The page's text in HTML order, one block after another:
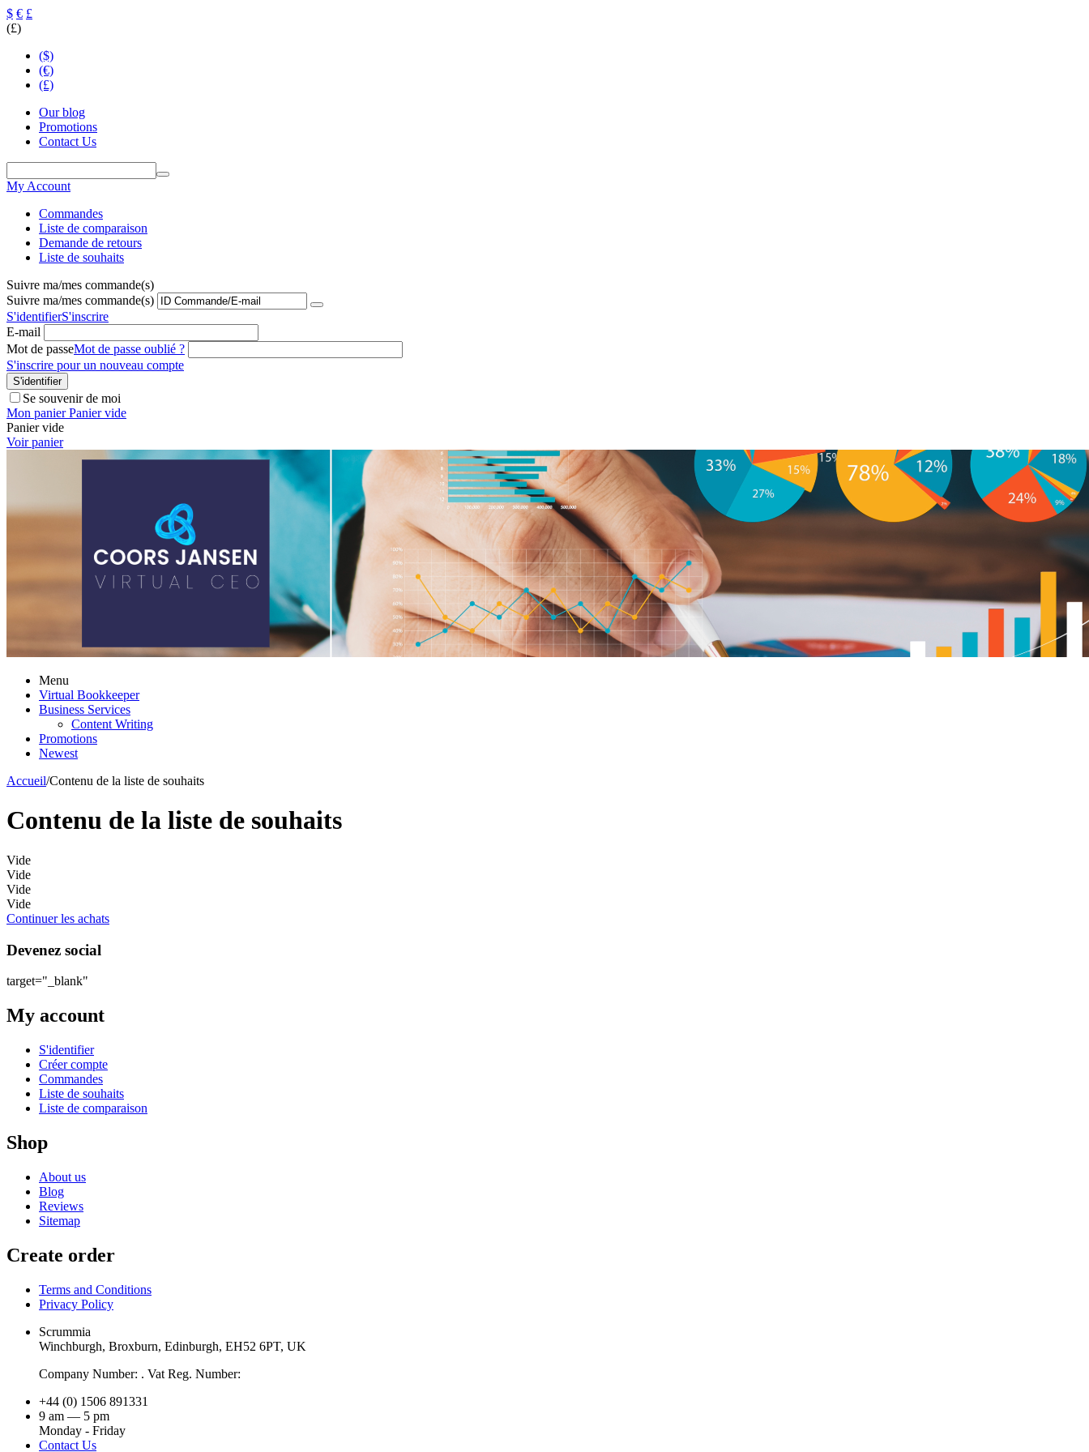
$ € £
(£)
($)
(€)
(£)
Our blog
Promotions
Contact Us
My Account
Commandes
Liste de comparaison
Demande de retours
Liste de souhaits
Suivre ma/mes commande(s)
Suivre ma/mes commande(s)
S'identifierS'inscrire
E-mail
Mot de passeMot de passe oublié ?
S'inscrire pour un nouveau compte
S'identifier
Se souvenir de moi
Mon panier Panier vide
Panier vide
Voir panier
Menu
Virtual Bookkeeper
Business Services
Content Writing
Promotions
Newest
Accueil/Contenu de la liste de souhaits
Contenu de la liste de souhaits
Vide
Vide
Vide
Vide
Continuer les achats
Devenez social
target="_blank"
My account
S'identifier
Créer compte
Commandes
Liste de souhaits
Liste de comparaison
Shop
About us
Blog
Reviews
Sitemap
Create order
Terms and Conditions
Privacy Policy
Scrummia
Winchburgh, Broxburn, Edinburgh, EH52 6PT, UK
Company Number: . Vat Reg. Number:
+44 (0) 1506 891331
9 am — 5 pm
Monday - Friday
Contact Us